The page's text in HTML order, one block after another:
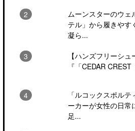
ムーンスターのウェ
テル」から履きやす
凝ら...
【ハンズフリーシ
『「CEDAR
「ルコックスポル
ーカーが女性の日常
足...